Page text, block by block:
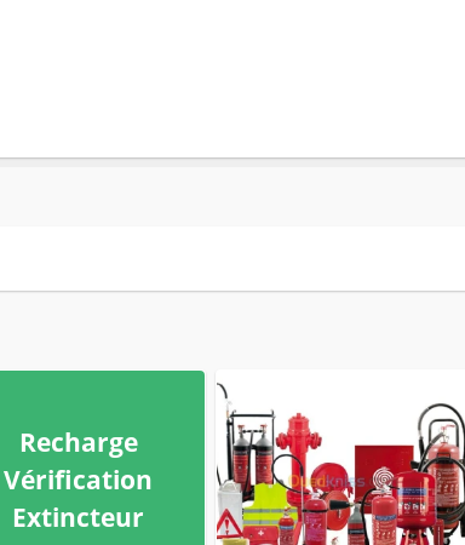
Recharge
Vérification
Extincteur